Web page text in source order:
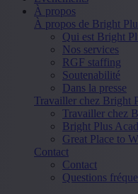
À propos
À propos de Bright
Qui est Bright
Nos services
RGF staffing
Soutenabilité
Dans la presse
Travailler chez Bright
Travailler chez
Bright Plus
Great Place to
Contact
Contact
Questions